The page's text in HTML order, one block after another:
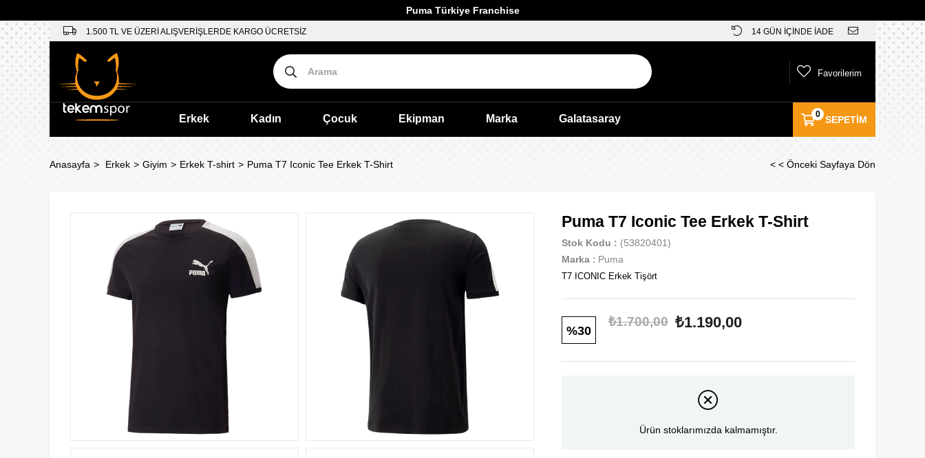
Puma Türkiye Franchise
1.500 TL VE ÜZERİ ALIŞVERİŞLERDE KARGO ÜCRETSİZ 14 GÜN İÇİNDE İADE
SEPETIM
0
Favorilerim
Erkek Kadın Çocuk Ekipman Marka Galatasaray
Anasayfa Erkek Giyim Erkek T-shirt Puma T7 Iconic Tee Erkek T-Shirt < < Önceki Sayfaya Dön
Puma T7 Iconic Tee Erkek T-Shirt
Stok Kodu
(53820401)
Marka : Puma
T7 ICONIC Erkek Tişört
30
₺1.700,00 ₺1.190,00
Ürün stoklarımızda kalmamıştır.